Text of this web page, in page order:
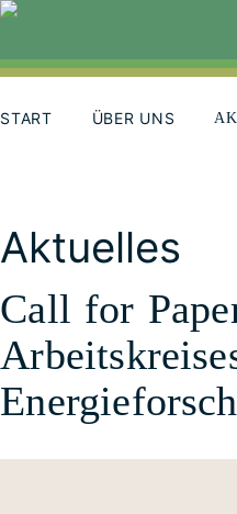
START ÜBER UNS
Aktuelles
Call for